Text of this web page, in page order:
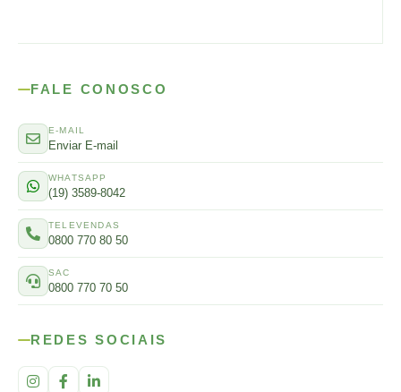
FALE CONOSCO
E-MAIL
Enviar E-mail
WHATSAPP
(19) 3589-8042
TELEVENDAS
0800 770 80 50
SAC
0800 770 70 50
REDES SOCIAIS